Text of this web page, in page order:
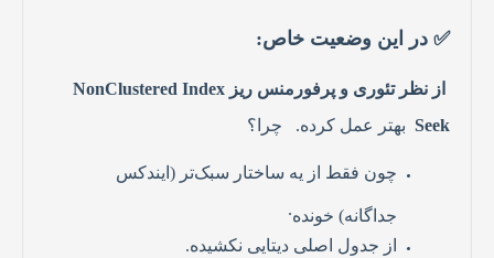
✅ در این وضعیت خاص:
از نظر تئوری و پرفورمنس ریز NonClustered Index
Seek بهتر عمل کرده. چرا؟
چون فقط از یه ساختار سبک‌تر (ایندکس
جداگانه) خونده.
از جدول اصلی دیتایی نکشیده.